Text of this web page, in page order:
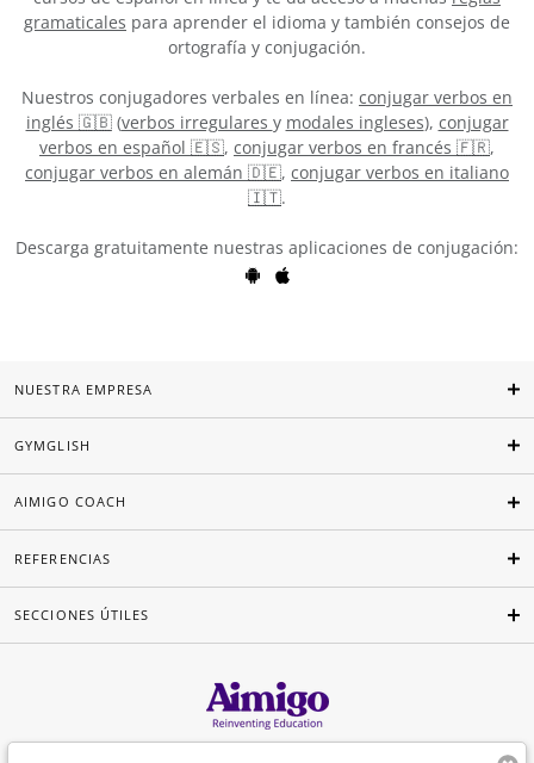
gramaticales para aprender el idioma y también consejos de
ortografía y conjugación.
Nuestros conjugadores verbales en línea: conjugar verbos en
inglés 🇬🇧(verbos irregulares y modales ingleses), conjugar
verbos en español 🇪🇸, conjugar verbos en francés 🇫🇷,
conjugar verbos en alemán 🇩🇪, conjugar verbos en italiano
🇮🇹.
Descarga gratuitamente nuestras aplicaciones de conjugación:
NUESTRA EMPRESA
GYMGLISH
AIMIGO COACH
REFERENCIAS
SECCIONES ÚTILES